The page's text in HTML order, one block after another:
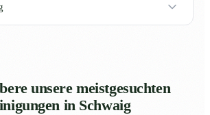
unsere meistgesuchten
in Schwaig